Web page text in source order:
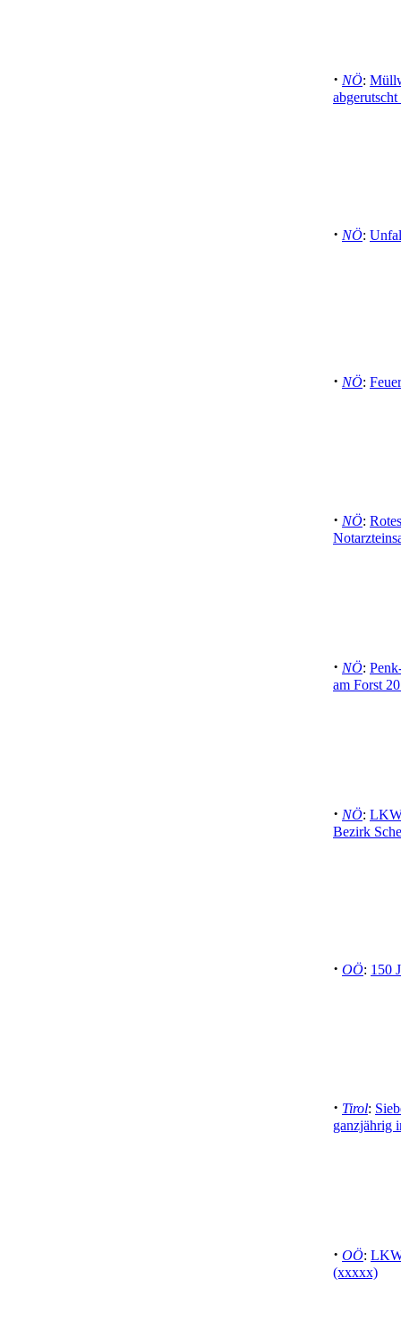
· NÖ:
· NÖ:
· NÖ:
· NÖ:
· NÖ:
am Forst
· NÖ:
Bezirk
· OÖ: 150
· Tirol:
ganzjährig
· OÖ:
(xxxxx)